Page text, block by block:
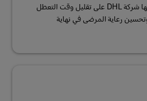
خدمات ما بعد البيع التي تقدمها شركة DHL على تقليل وقت التعطل
رعاية المرضى في نهاية